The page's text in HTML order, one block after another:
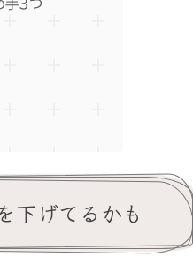
手3つ
下げてるかも